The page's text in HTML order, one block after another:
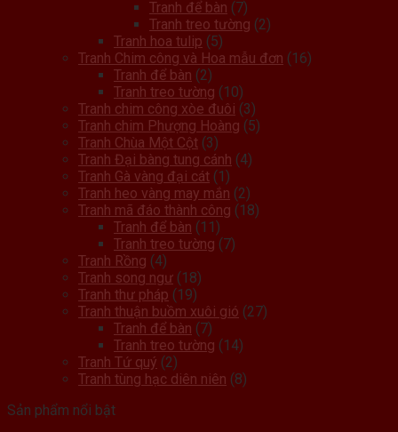
Tranh để bàn (7)
Tranh treo tường (2)
Tranh hoa tulip (5)
Tranh Chim công và Hoa mẫu đơn (16)
Tranh để bàn (2)
Tranh treo tường (10)
Tranh chim công xòe đuôi (3)
Tranh chim Phượng Hoàng (5)
Tranh Chùa Một Cột (3)
Tranh Đại bàng tung cánh (4)
Tranh Gà vàng đại cát (1)
Tranh heo vàng may mắn (2)
Tranh mã đáo thành công (18)
Tranh để bàn (11)
Tranh treo tường (7)
Tranh Rồng (4)
Tranh song ngư (18)
Tranh thư pháp (19)
Tranh thuận buồm xuôi gió (27)
Tranh để bàn (7)
Tranh treo tường (14)
Tranh Tứ quý (2)
Tranh tùng hạc diên niên (8)
Sản phẩm nổi bật